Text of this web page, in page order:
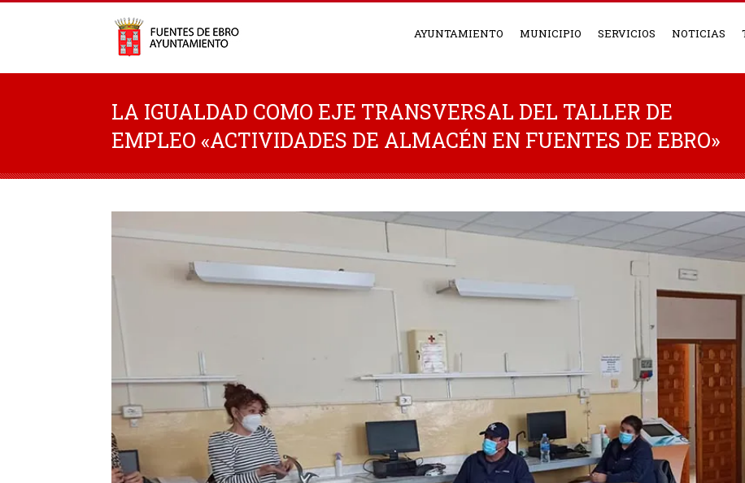
AYUNTAMIENTO MUNICIPIO SERVICIOS NOTICIAS
LA IGUALDAD COMO EJE TRANSVERSAL DEL TALLER DE
EMPLEO «ACTIVIDADES DE ALMACÉN EN FUENTES DE EBRO»